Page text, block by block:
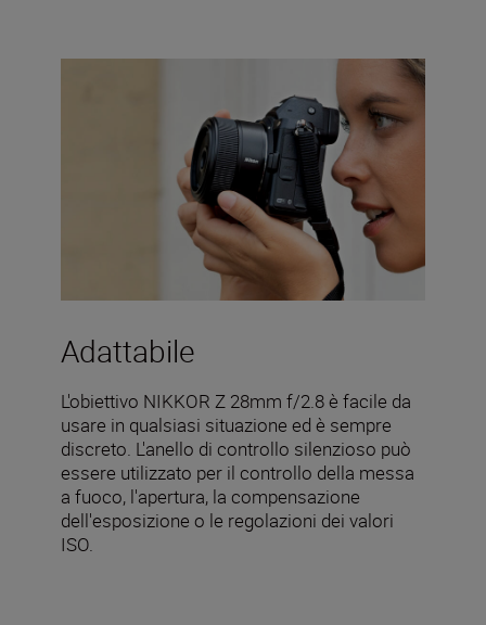
Adattabile
L'obiettivo NIKKOR Z 28mm f/2.8 è facile da
usare in qualsiasi situazione ed è sempre
discreto. L'anello di controllo silenzioso può
essere utilizzato per il controllo della messa
a fuoco, l'apertura, la compensazione
dell'esposizione o le regolazioni dei valori
ISO.